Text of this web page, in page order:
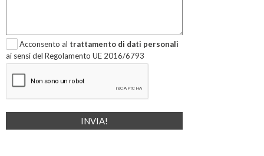
Acconsento al trattamento di dati personali
ai sensi del Regolamento UE 2016/6793